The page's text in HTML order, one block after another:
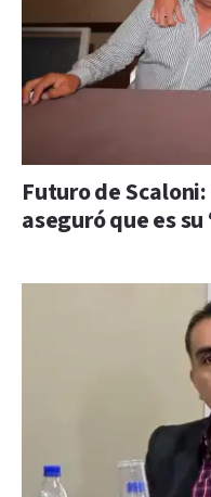
Futuro de
aseguró que es su